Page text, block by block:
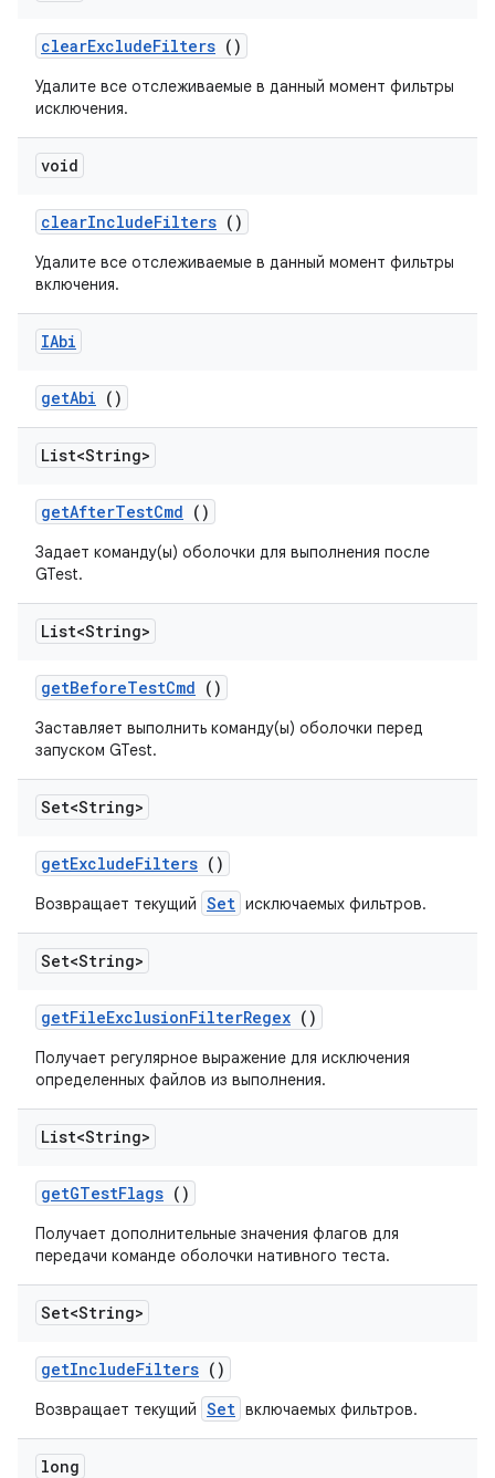
clearExcludeFilters ()
Удалите все отслеживаемые в данный момент фильтры
исключения.
void
clearIncludeFilters ()
Удалите все отслеживаемые в данный момент фильтры
включения.
IAbi
getAbi ()
List<String>
getAfterTestCmd ()
Задает команду(ы) оболочки для выполнения после
GTest.
List<String>
getBeforeTestCmd ()
Заставляет выполнить команду(ы) оболочки перед
запуском GTest.
Set<String>
getExcludeFilters ()
Возвращает текущий Set исключаемых фильтров.
Set<String>
getFileExclusionFilterRegex ()
Получает регулярное выражение для исключения
определенных файлов из выполнения.
List<String>
getGTestFlags ()
Получает дополнительные значения флагов для
передачи команде оболочки нативного теста.
Set<String>
getIncludeFilters ()
Возвращает текущий Set включаемых фильтров.
long